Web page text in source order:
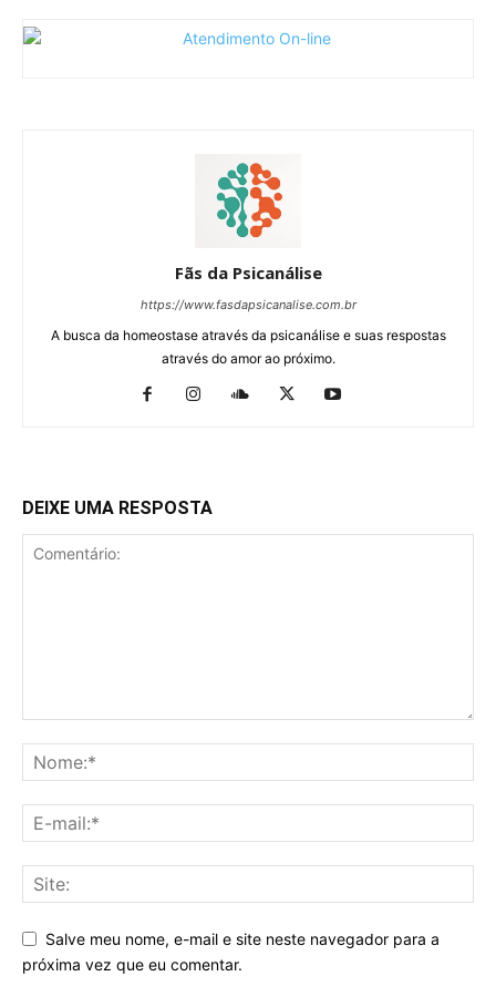
Fãs da Psicanálise
https://www.fasdapsicanalise.com.br
A busca da homeostase através da psicanálise e suas respostas
através do amor ao próximo.
DEIXE UMA RESPOSTA
Salve meu nome, e-mail e site neste navegador para a
próxima vez que eu comentar.